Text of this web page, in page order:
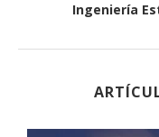
Ingeniería